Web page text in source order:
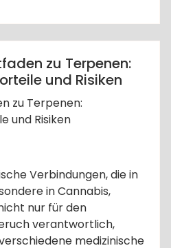
,Terpenprodukte
zu Terpenen:
und Risiken
zu Terpenen:
und Risiken
Verbindungen, die in
in Cannabis,
nur für den
verantwortlich,
medizinische